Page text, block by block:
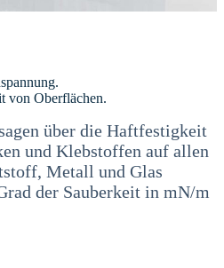
von Oberflächen.
über die Haftfestigkeit
und Klebstoffen auf allen
Metall und Glas
der Sauberkeit in mN/m